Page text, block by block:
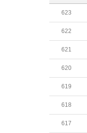
623
622
621
620
619
618
617